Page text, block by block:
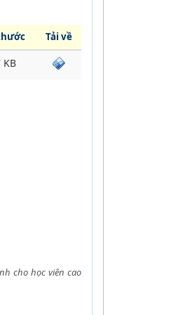
Tải về
KB
cho học viên cao